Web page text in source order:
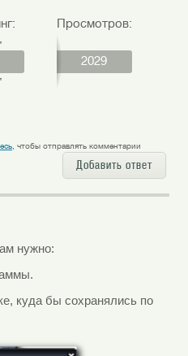
Просмотров:
2029
, чтобы отправлять комментарии
Добавить ответ
нужно:
куда бы сохранялись по